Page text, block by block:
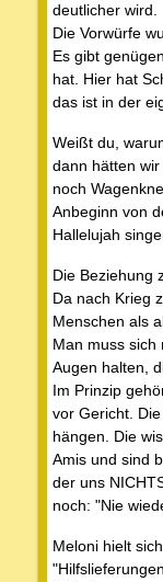
deutlicher wird.
Die Vorwürfe
Es gibt
hat. Hier hat
das ist in der
Weißt du,
dann hätten
noch
Anbeginn von
Hallelujah
Die Beziehung
Da nach Krieg
Menschen als
Man muss sich
Augen halten,
Im Prinzip
vor Gericht.
hängen. Die
Amis und sind
der uns
noch: "Nie
Meloni hielt